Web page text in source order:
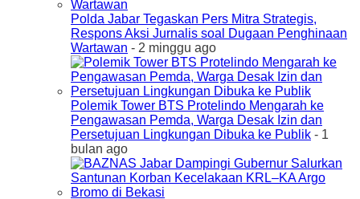
Polda Jabar Tegaskan Pers Mitra Strategis,
Respons Aksi Jurnalis soal Dugaan Penghinaan
Wartawan - 2 minggu ago
Polemik Tower BTS Protelindo Mengarah ke
Pengawasan Pemda, Warga Desak Izin dan
Persetujuan Lingkungan Dibuka ke Publik - 1
bulan ago